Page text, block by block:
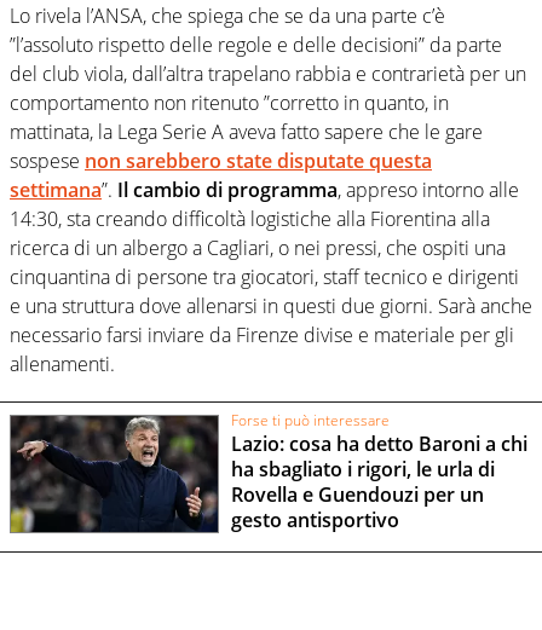
Lo rivela l’ANSA, che spiega che se da una parte c’è
”l’assoluto rispetto delle regole e delle decisioni” da parte
del club viola, dall’altra trapelano rabbia e contrarietà per un
comportamento non ritenuto ”corretto in quanto, in
mattinata, la Lega Serie A aveva fatto sapere che le gare
sospese non sarebbero state disputate questa
settimana”. Il cambio di programma, appreso intorno alle
14:30, sta creando difficoltà logistiche alla Fiorentina alla
ricerca di un albergo a Cagliari, o nei pressi, che ospiti una
cinquantina di persone tra giocatori, staff tecnico e dirigenti
e una struttura dove allenarsi in questi due giorni. Sarà anche
necessario farsi inviare da Firenze divise e materiale per gli
allenamenti.
Forse ti può interessare
Lazio: cosa ha detto Baroni a chi
ha sbagliato i rigori, le urla di
Rovella e Guendouzi per un
gesto antisportivo